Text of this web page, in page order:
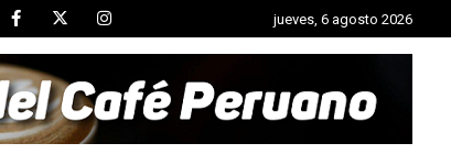
jueves, 6 agosto 2026